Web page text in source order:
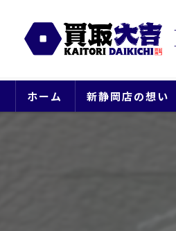
ホーム 新静岡店の想い